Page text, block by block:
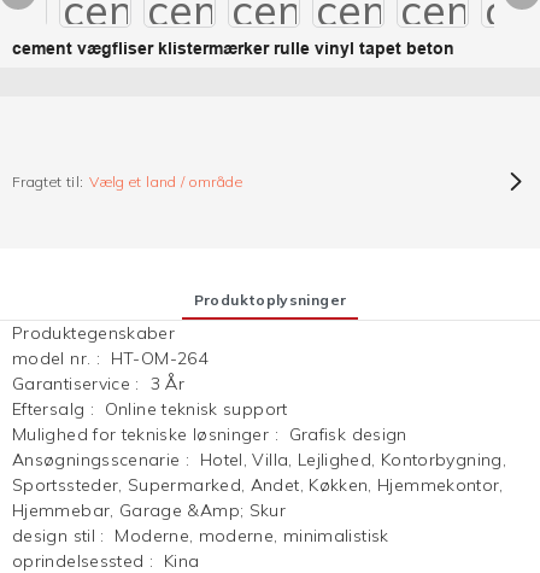
cement vægfliser klistermærker rulle vinyl tapet beton
Fragtet til: Vælg et land / område
Produktoplysninger
Produktegenskaber
model nr. :
HT-OM-264
Garantiservice :
3 År
Eftersalg :
Online teknisk support
Mulighed for tekniske løsninger :
Grafisk design
Ansøgningsscenarie :
Hotel, Villa, Lejlighed, Kontorbygning,
Sportssteder, Supermarked, Andet, Køkken, Hjemmekontor,
Hjemmebar, Garage &Amp; Skur
design stil :
Moderne, moderne, minimalistisk
oprindelsessted :
Kina